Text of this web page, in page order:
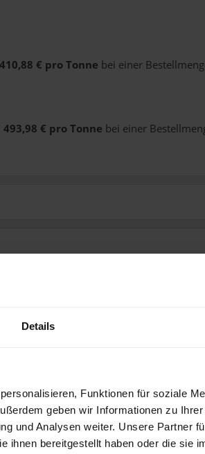
Details
Funktionen für soziale
geben wir Informationen zu
und Analysen weiter. Unsere Partner
ihnen bereitgestellt haben oder die sie
410,88 € pro Tonne bei einer
493,98 € pro Tonne bei einer